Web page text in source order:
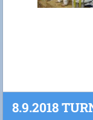
8.9.2018